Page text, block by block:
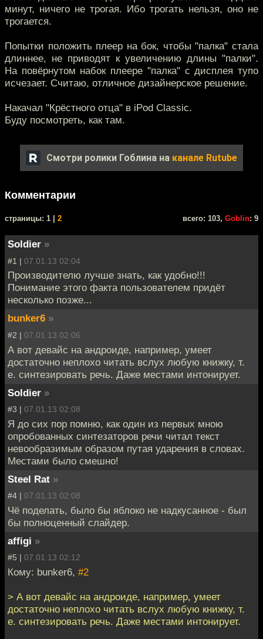
минут, ничего не трогая. Ибо трогать нельзя, оно не
трогается.
Попытки положить плеер на бок, чтобы "палка" стала
длиннее, не приводят к увеличению длины "палки".
На повёрнутом набок плеере "палка" с дисплея тупо
исчезает. Считаю, отличное дизайнерское решение.
Накачал "Крёстного отца" в iPod Classic.
Буду посмотреть, как там.
Смотри ролики Гоблина на канале Rutube
Комментарии
cтраницы: 1 | 2 всего: 103, Goblin: 9
Soldier »
#1 | 07.01.13 02:04
Производителю лучше знать, как удобно!!!
Понимание этого факта пользователем придёт
несколько позже...
bunker6 »
#2 | 07.01.13 02:06
А вот девайс на андроиде, например, умеет
достаточно неплохо читать вслух любую книжку, т.
е. синтезировать речь. Даже местами интонирует.
Soldier »
#3 | 07.01.13 02:08
Я до сих пор помню, как один из первых мною
опробованных синтезаторов речи читал текст
невообразимым образом путая ударения в словах.
Местами было смешно!
Steel Rat »
#4 | 07.01.13 02:08
Чё поделать, было бы яблоко не надкусанное - был
бы полноценный слайдер.
affigi »
#5 | 07.01.13 02:12
Кому: bunker6, #2
> А вот девайс на андроиде, например, умеет
достаточно неплохо читать вслух любую книжку, т.
е. синтезировать речь. Даже местами интонирует.